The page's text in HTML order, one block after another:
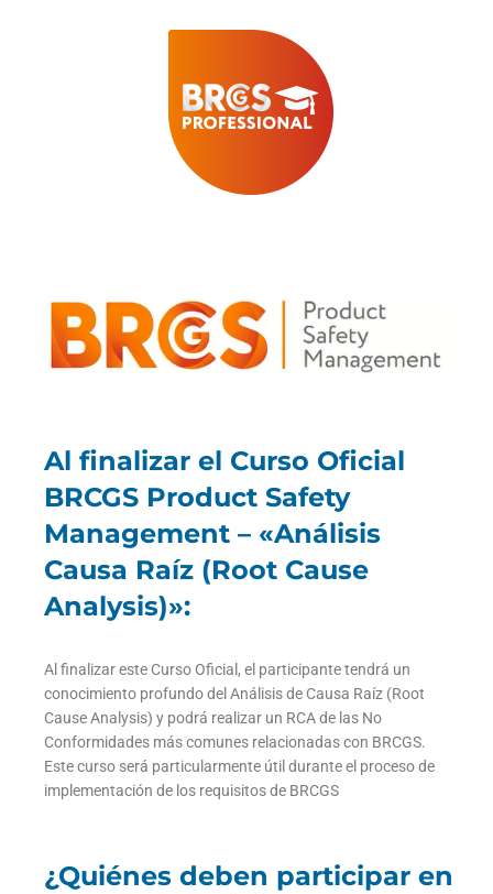
Al finalizar el Curso Oficial
BRCGS Product Safety
Management – «Análisis
Causa Raíz (Root Cause
Analysis)»:
Al finalizar este Curso Oficial, el participante tendrá un
conocimiento profundo del Análisis de Causa Raíz (Root
Cause Analysis) y podrá realizar un RCA de las No
Conformidades más comunes relacionadas con BRCGS.
Este curso será particularmente útil durante el proceso de
implementación de los requisitos de BRCGS
¿Quiénes deben participar en